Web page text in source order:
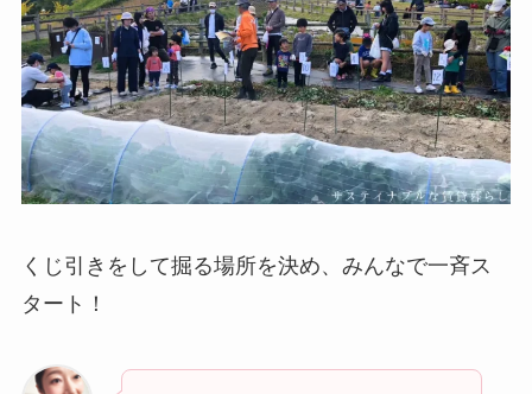
くじ引きをして掘る場所を決め、みんなで一斉ス
タート！